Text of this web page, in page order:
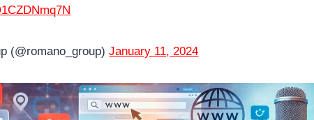
(@romano_group)January 11, 2024